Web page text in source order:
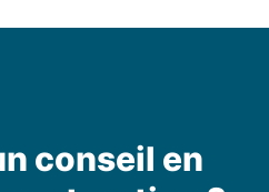
conseil en